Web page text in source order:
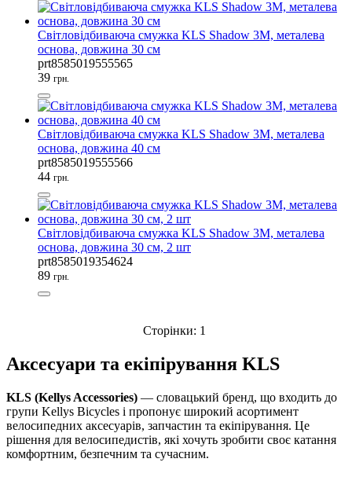
Дзвінки велосипедні
Захист велосипеда
(4)
Ремкомплекти та латки
(4)
Світловідбивачі Велокомпютери Гідратори
Світловідбиваюча смужка KLS Shadow 3М, металева
основа, довжина 30 см
prt8585019555565
39 грн.
Світловідбиваюча смужка KLS Shadow 3М, металева
основа, довжина 40 см
prt8585019555566
44 грн.
Світловідбиваюча смужка KLS Shadow 3М, металева
основа, довжина 30 см, 2 шт
prt8585019354624
89 грн.
Сторінки: 1
Аксесуари та екіпірування KLS
KLS (Kellys Accessories) — словацький бренд, що входить до
групи Kellys Bicycles і пропонує широкий асортимент
велосипедних аксесуарів, запчастин та екіпірування. Це
рішення для велосипедистів, які хочуть зробити своє катання
комфортним, безпечним та сучасним.